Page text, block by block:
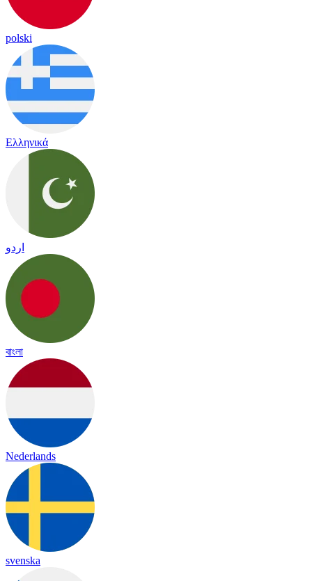
polski
Ελληνικά
اردو
বাংলা
Nederlands
svenska